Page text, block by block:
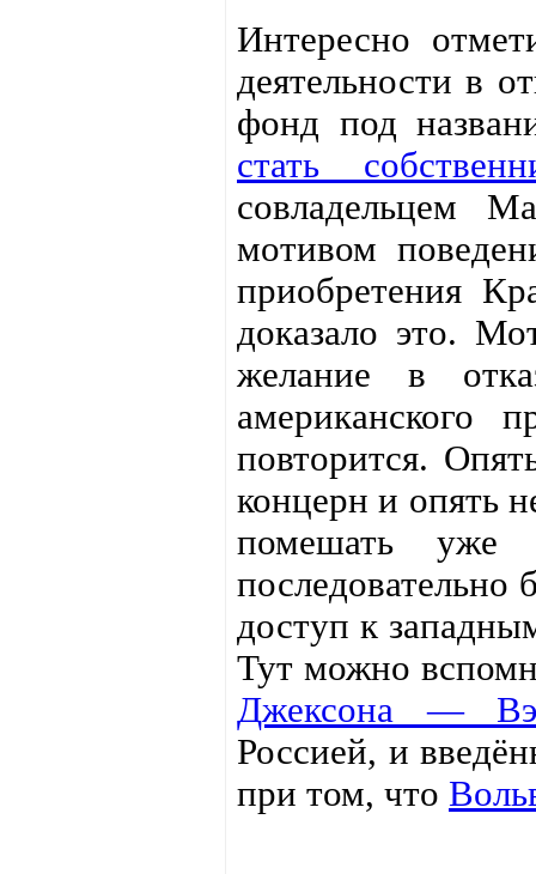
Интересно
деятельности в
фонд под
стать
совладельцем
мотивом
приобретения
доказало это.
желание в
американского
повторится.
концерн и опять
помешать уже
последовательно
доступ к
Тут можно
Джексона —
Россией, и
при том, что